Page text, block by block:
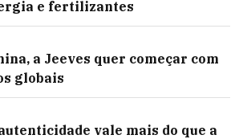
e fertilizantes
a Jeeves quer começar com
globais
vale mais do que a